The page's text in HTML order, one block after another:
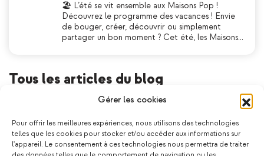
Gérer les cookies
Pour offrir les meilleures expériences, nous utilisons des technologies
telles que les cookies pour stocker et/ou accéder aux informations sur
l'appareil. Le consentement à ces technologies nous permettra de traiter
🏖 L’été se vit ensemble aux Maisons Pop !
Découvrez le programme des vacances ! Envie
de bouger, créer, découvrir ou simplement
partager un bon moment ? Cet été, les Maisons…
Tous les articles du blog
EFFACER LA RECHERCHE